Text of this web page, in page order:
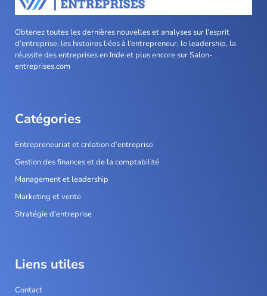
Obtenez toutes les dernières nouvelles et analyses sur l’esprit
d’entreprise, les histoires liées à l’entrepreneur, le leadership, la
réussite des entreprises en Inde et plus encore sur Salon-
entreprises.com
Catégories
Entrepreneuriat et création d’entreprise
Gestion des finances et de la comptabilité
Management et leadership
Marketing et vente
Stratégie d’entreprise
Liens utiles
Contact